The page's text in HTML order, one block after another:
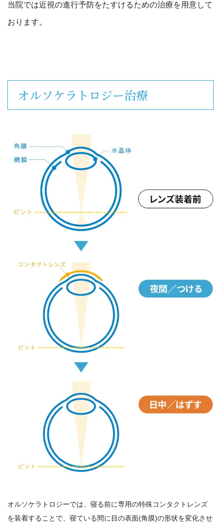
当院では近視の進行予防をたすけるための治療を用意して
おります。
オルソケラトロジー治療
オルソケラトロジーでは、寝る前に専用の特殊コンタクトレンズ
を装着することで、寝ている間に目の表面(角膜)の形状を変化させ